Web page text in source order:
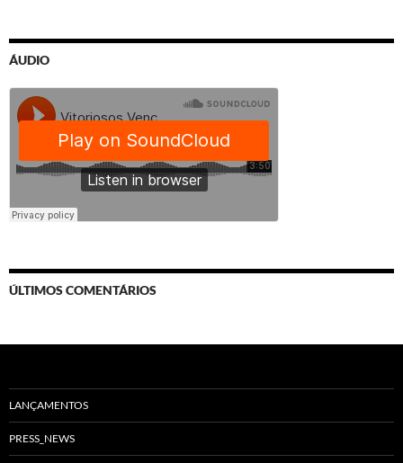
ÁUDIO
ÚLTIMOS COMENTÁRIOS
LANÇAMENTOS
PRESS_NEWS